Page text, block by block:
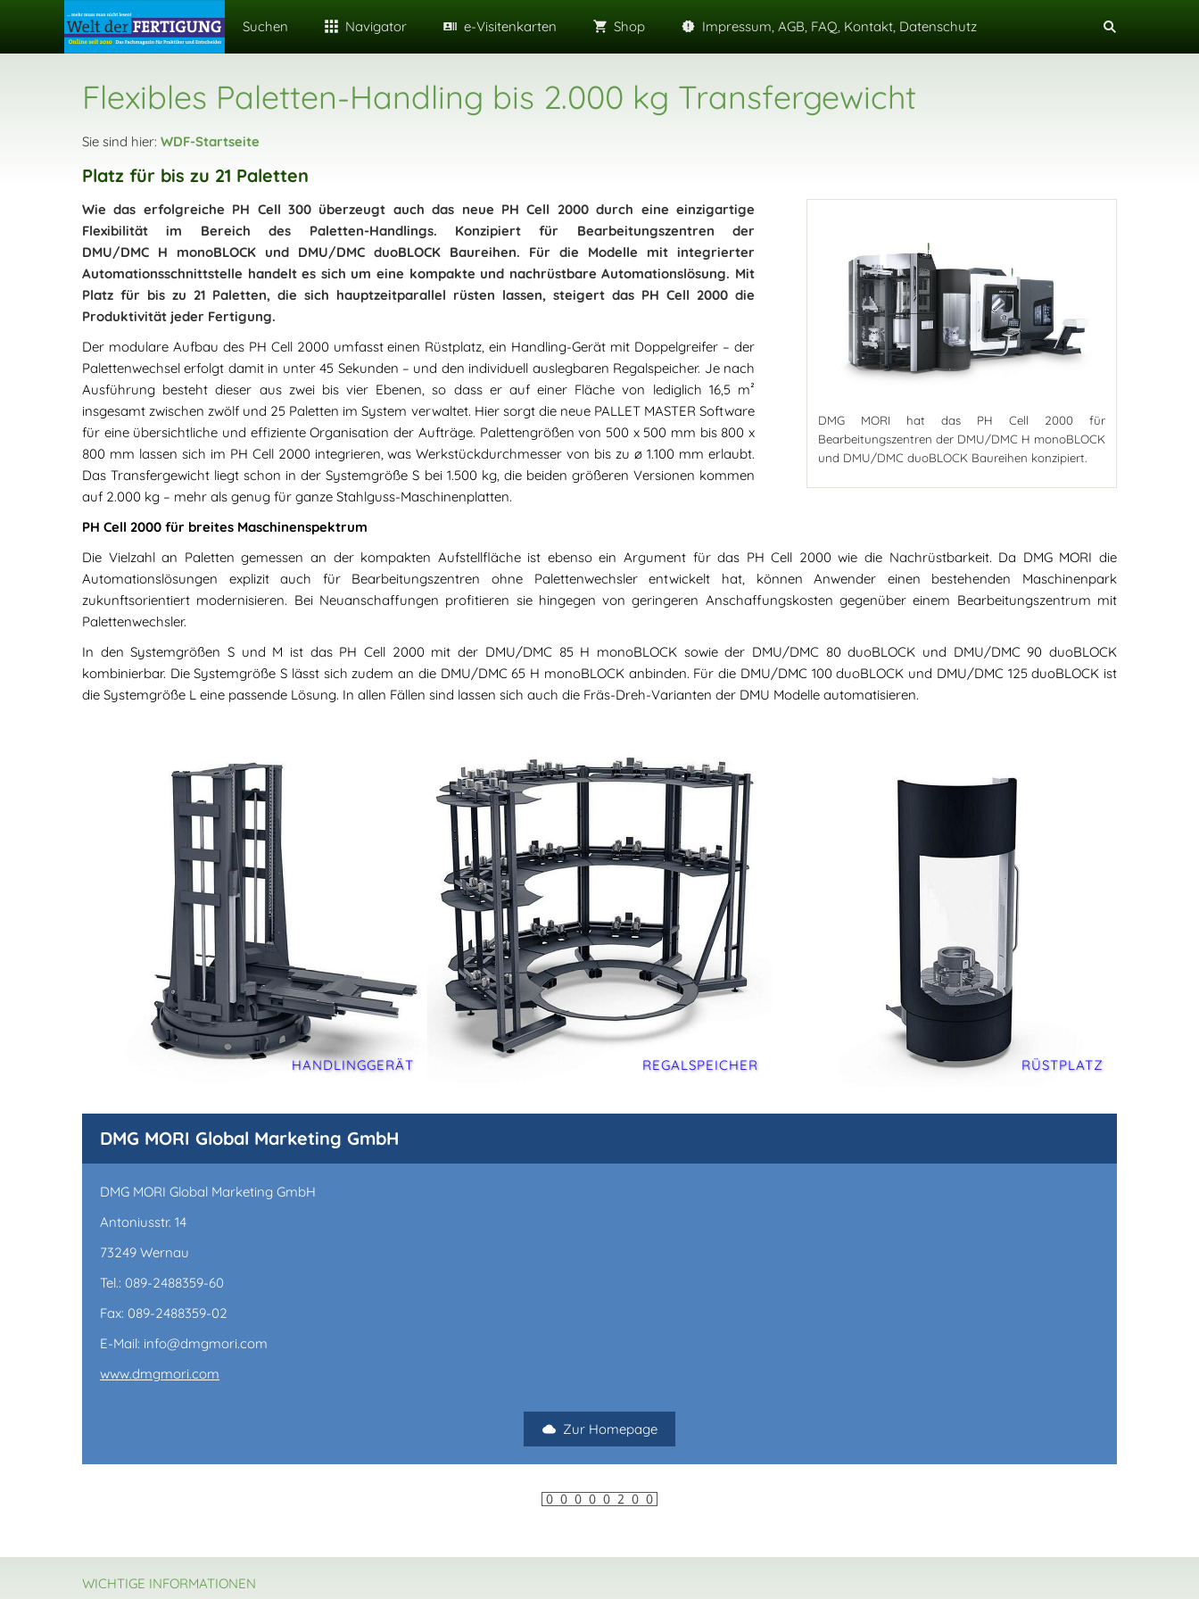
Suchen Navigator e-Visitenkarten Shop Impressum, AGB, FAQ, Kontakt, Datenschutz
Flexibles Paletten-Handling bis 2.000 kg Transfergewicht
Sie sind hier: WDF-Startseite
Platz für bis zu 21 Paletten
DMG MORI hat das PH Cell 2000 für
Bearbeitungszentren der DMU/DMC H monoBLOCK
und DMU/DMC duoBLOCK Baureihen konzipiert.
Wie das erfolgreiche PH Cell 300 überzeugt auch das neue PH Cell 2000 durch eine einzigartige
Flexibilität im Bereich des Paletten-Handlings. Konzipiert für Bearbeitungszentren der
DMU/DMC H monoBLOCK und DMU/DMC duoBLOCK Baureihen. Für die Modelle mit integrierter
Automationsschnittstelle handelt es sich um eine kompakte und nachrüstbare Automationslösung. Mit
Platz für bis zu 21 Paletten, die sich hauptzeitparallel rüsten lassen, steigert das PH Cell 2000 die
Produktivität jeder Fertigung.
Der modulare Aufbau des PH Cell 2000 umfasst einen Rüstplatz, ein Handling-Gerät mit Doppelgreifer – der
Palettenwechsel erfolgt damit in unter 45 Sekunden – und den individuell auslegbaren Regalspeicher. Je nach
Ausführung besteht dieser aus zwei bis vier Ebenen, so dass er auf einer Fläche von lediglich 16,5 m²
insgesamt zwischen zwölf und 25 Paletten im System verwaltet. Hier sorgt die neue PALLET MASTER Software
für eine übersichtliche und effiziente Organisation der Aufträge. Palettengrößen von 500 x 500 mm bis 800 x
800 mm lassen sich im PH Cell 2000 integrieren, was Werkstückdurchmesser von bis zu ø 1.100 mm erlaubt.
Das Transfergewicht liegt schon in der Systemgröße S bei 1.500 kg, die beiden größeren Versionen kommen
auf 2.000 kg – mehr als genug für ganze Stahlguss-Maschinenplatten.
PH Cell 2000 für breites Maschinenspektrum
Die Vielzahl an Paletten gemessen an der kompakten Aufstellfläche ist ebenso ein Argument für das PH Cell 2000 wie die Nachrüstbarkeit. Da DMG MORI die
Automationslösungen explizit auch für Bearbeitungszentren ohne Palettenwechsler entwickelt hat, können Anwender einen bestehenden Maschinenpark
zukunftsorientiert modernisieren. Bei Neuanschaffungen profitieren sie hingegen von geringeren Anschaffungskosten gegenüber einem Bearbeitungszentrum mit
Palettenwechsler.
In den Systemgrößen S und M ist das PH Cell 2000 mit der DMU/DMC 85 H monoBLOCK sowie der DMU/DMC 80 duoBLOCK und DMU/DMC 90 duoBLOCK
kombinierbar. Die Systemgröße S lässt sich zudem an die DMU/DMC 65 H monoBLOCK anbinden. Für die DMU/DMC 100 duoBLOCK und DMU/DMC 125 duoBLOCK ist
die Systemgröße L eine passende Lösung. In allen Fällen sind lassen sich auch die Fräs-Dreh-Varianten der DMU Modelle automatisieren.
HANDLINGGERÄT REGALSPEICHER RÜSTPLATZ
DMG MORI Global Marketing GmbH
DMG MORI Global Marketing GmbH
Antoniusstr. 14
73249 Wernau
Tel.: 089-2488359-60
Fax: 089-2488359-02
E-Mail: info@dmgmori.com
www.dmgmori.com
Zur Homepage
WICHTIGE INFORMATIONEN